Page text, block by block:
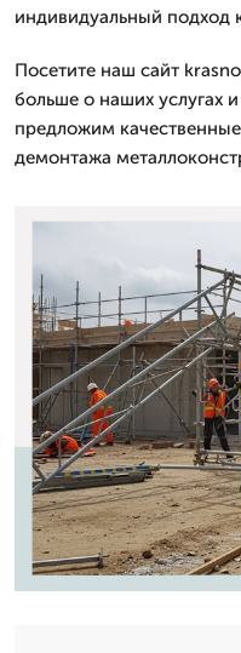
индивидуальный подход
Посетите наш сайт
больше о наших услугах
предложим
демонтажа